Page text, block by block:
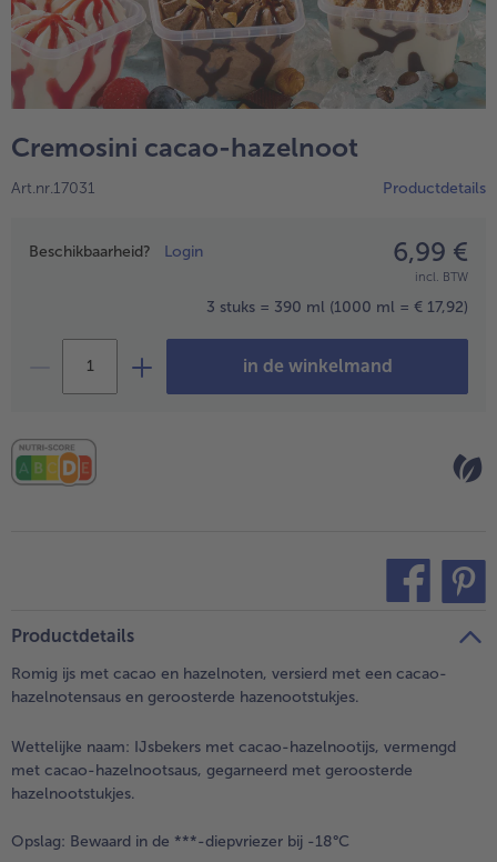
- 5 € bij aankoop van 7 maaltijden naar keuze
Cremosini cacao-hazelnoot
Art.nr.17031 Productdetails
Prijsopgave
Beschikbaarheid? Login 6,99 €
incl. BTW
3 stuks = 390 ml (1000 ml = € 17,92)
in de winkelmand
Productdetails
Romig ijs met cacao en hazelnoten, versierd met een cacao-
hazelnotensaus en geroosterde hazenootstukjes.
Wettelijke naam: IJsbekers met cacao-hazelnootijs, vermengd
met cacao-hazelnootsaus, gegarneerd met geroosterde
hazelnootstukjes.
Opslag: Bewaard in de ***-diepvriezer bij -18°C